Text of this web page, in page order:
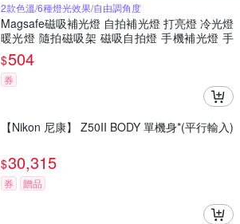
2款色溫/6種燈光效果/自由調角度
Magsafe磁吸補光燈 自拍補光燈 打亮燈 冷光燈
暖光燈 隨拍磁吸架 磁吸自拍燈 手機補光燈 手
機鏡子 補光神器
$504
券
【Nikon 尼康】 Z50II BODY 單機身*(平行輸入)
$30,315
券 贈品